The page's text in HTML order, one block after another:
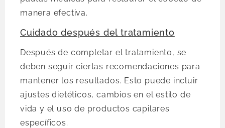
manera efectiva.
Cuidado después del tratamiento
Después de completar el tratamiento, se
deben seguir ciertas recomendaciones para
mantener los resultados. Esto puede incluir
ajustes dietéticos, cambios en el estilo de
vida y el uso de productos capilares
específicos.